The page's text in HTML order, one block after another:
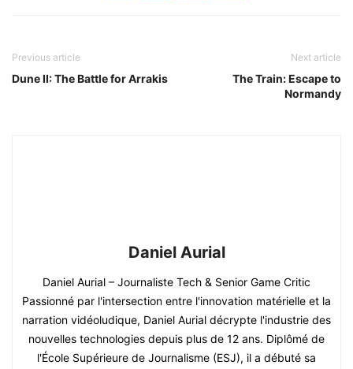
Previous article
Dune II: The Battle for Arrakis
Next article
The Train: Escape to
Normandy
Daniel Aurial
Daniel Aurial – Journaliste Tech & Senior Game Critic
Passionné par l'intersection entre l'innovation matérielle et la
narration vidéoludique, Daniel Aurial décrypte l'industrie des
nouvelles technologies depuis plus de 12 ans. Diplômé de
l'École Supérieure de Journalisme (ESJ), il a débuté sa